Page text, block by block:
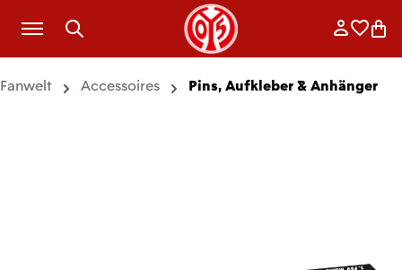
Zum Hauptinhalt springen
Fanwelt Accessoires Pins, Aufkleber & Anhänger